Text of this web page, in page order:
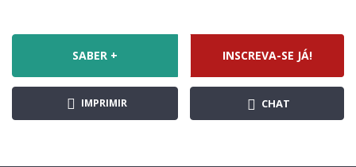
SABER + INSCREVA-SE JÁ!
IMPRIMIR CHAT